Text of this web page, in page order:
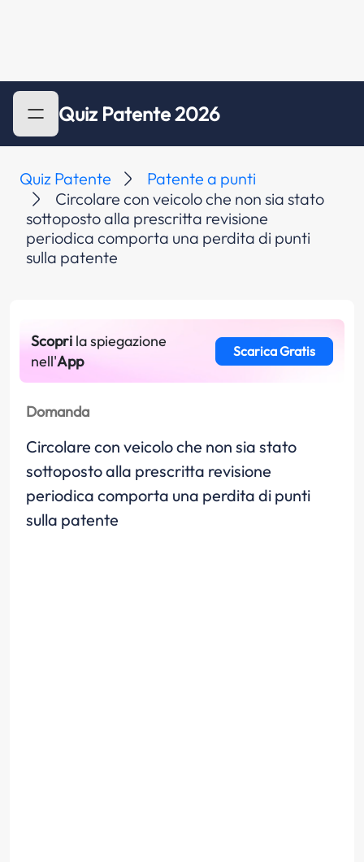
Quiz Patente 2026
Quiz Patente
Patente a punti
Circolare con veicolo che non sia stato
sottoposto alla prescritta revisione
periodica comporta una perdita di punti
sulla patente
Scopri la spiegazione
nell'App
Scarica Gratis
Domanda
Circolare con veicolo che non sia stato
sottoposto alla prescritta revisione
periodica comporta una perdita di punti
sulla patente